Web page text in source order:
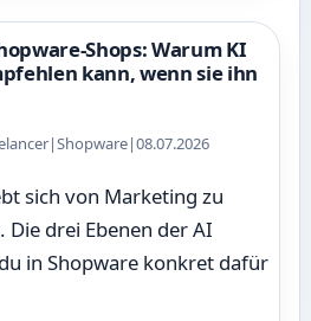
Shops: Warum KI
kann, wenn sie ihn
|Shopware|08.07.2026
sich von Marketing zu
drei Ebenen der AI
in Shopware konkret dafür